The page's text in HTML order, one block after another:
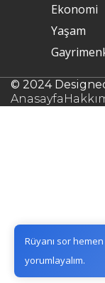
Rüyanı sor hemen
yorumlayalım.
Ekonomi
Yaşam
© 2024
Anasayfa